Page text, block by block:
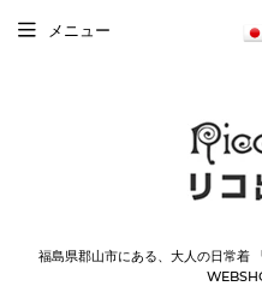
福島県郡山市にある、大人の日常着
メニュー